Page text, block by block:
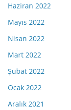
Haziran 2022
Mayıs 2022
Nisan 2022
Mart 2022
Şubat 2022
Ocak 2022
Aralık 2021